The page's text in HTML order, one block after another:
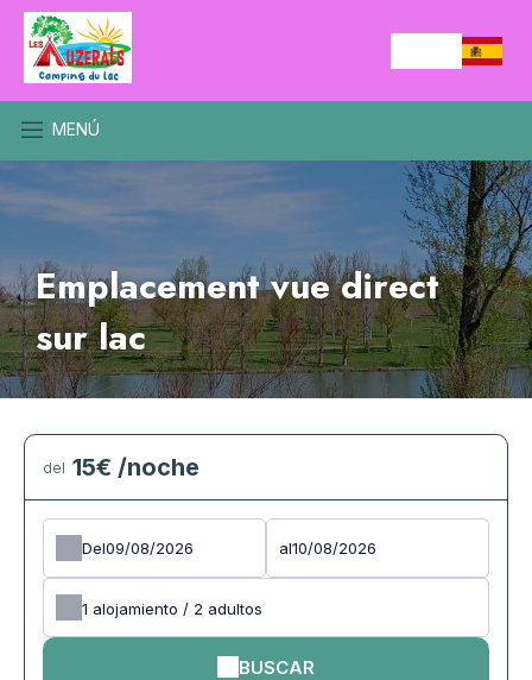
MENÚ
Emplacement vue direct
sur lac
del 15€ /noche
Del al
1 alojamiento / 2 adultos
BUSCAR